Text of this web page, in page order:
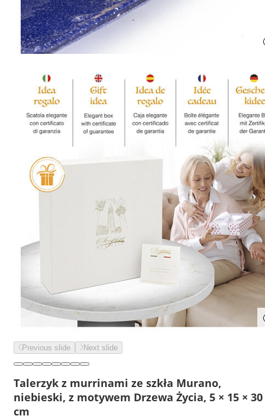
Previous slide Next slide
Talerzyk z murrinami ze szkła Murano,
niebieski, z motywem Drzewa Życia, 5 × 15 × 30
cm